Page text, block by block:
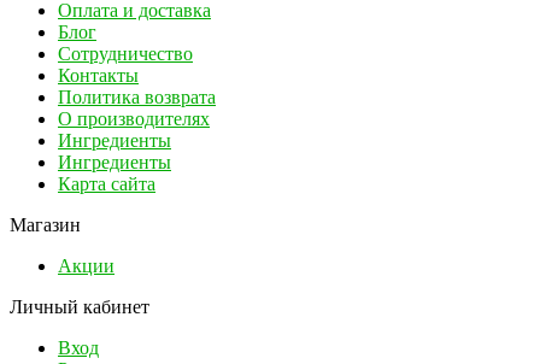
Оплата и доставка
Блог
Сотрудничество
Контакты
Политика возврата
О производителях
Ингредиенты
Ингредиенты
Карта сайта
Магазин
Акции
Личный кабинет
Вход